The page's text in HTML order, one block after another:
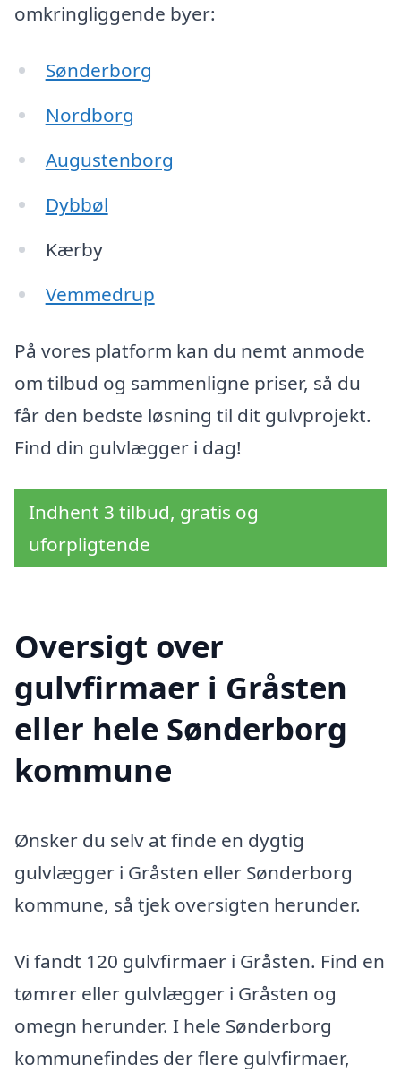
omkringliggende byer:
Sønderborg
Nordborg
Augustenborg
Dybbøl
Kærby
Vemmedrup
På vores platform kan du nemt anmode
om tilbud og sammenligne priser, så du
får den bedste løsning til dit gulvprojekt.
Find din gulvlægger i dag!
Indhent 3 tilbud, gratis og
uforpligtende
Oversigt over
gulvfirmaer i Gråsten
eller hele Sønderborg
kommune
Ønsker du selv at finde en dygtig
gulvlægger i Gråsten eller Sønderborg
kommune, så tjek oversigten herunder.
Vi fandt 120 gulvfirmaer i Gråsten. Find en
tømrer eller gulvlægger i Gråsten og
omegn herunder. I hele Sønderborg
kommunefindes der flere gulvfirmaer,